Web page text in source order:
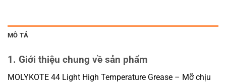
MÔ TẢ
1. Giới thiệu chung về sản phẩm
MOLYKOTE 44 Light High Temperature Grease – Mỡ chịu